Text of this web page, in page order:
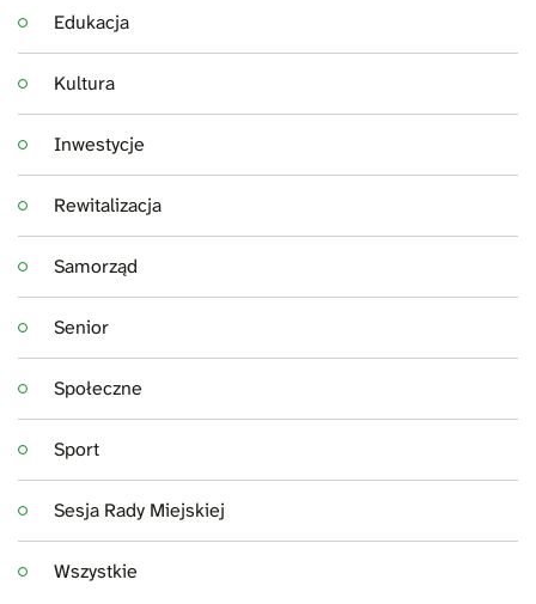
Edukacja
Kultura
Inwestycje
Rewitalizacja
Samorząd
Senior
Społeczne
Sport
Sesja Rady Miejskiej
Wszystkie